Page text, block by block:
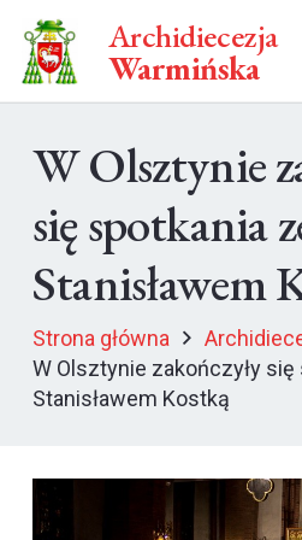
Archidiecezja
Warmińska
W Olsztynie
się spotkania
Stanisławem
Strona główna
W Olsztynie zakończyły się
Stanisławem Kostką